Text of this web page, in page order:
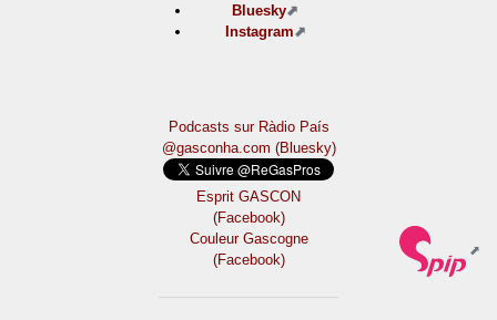
Bluesky
Instagram
Podcasts sur Ràdio País
@gasconha.com (Bluesky)
Esprit GASCON
(Facebook)
Couleur Gascogne
(Facebook)